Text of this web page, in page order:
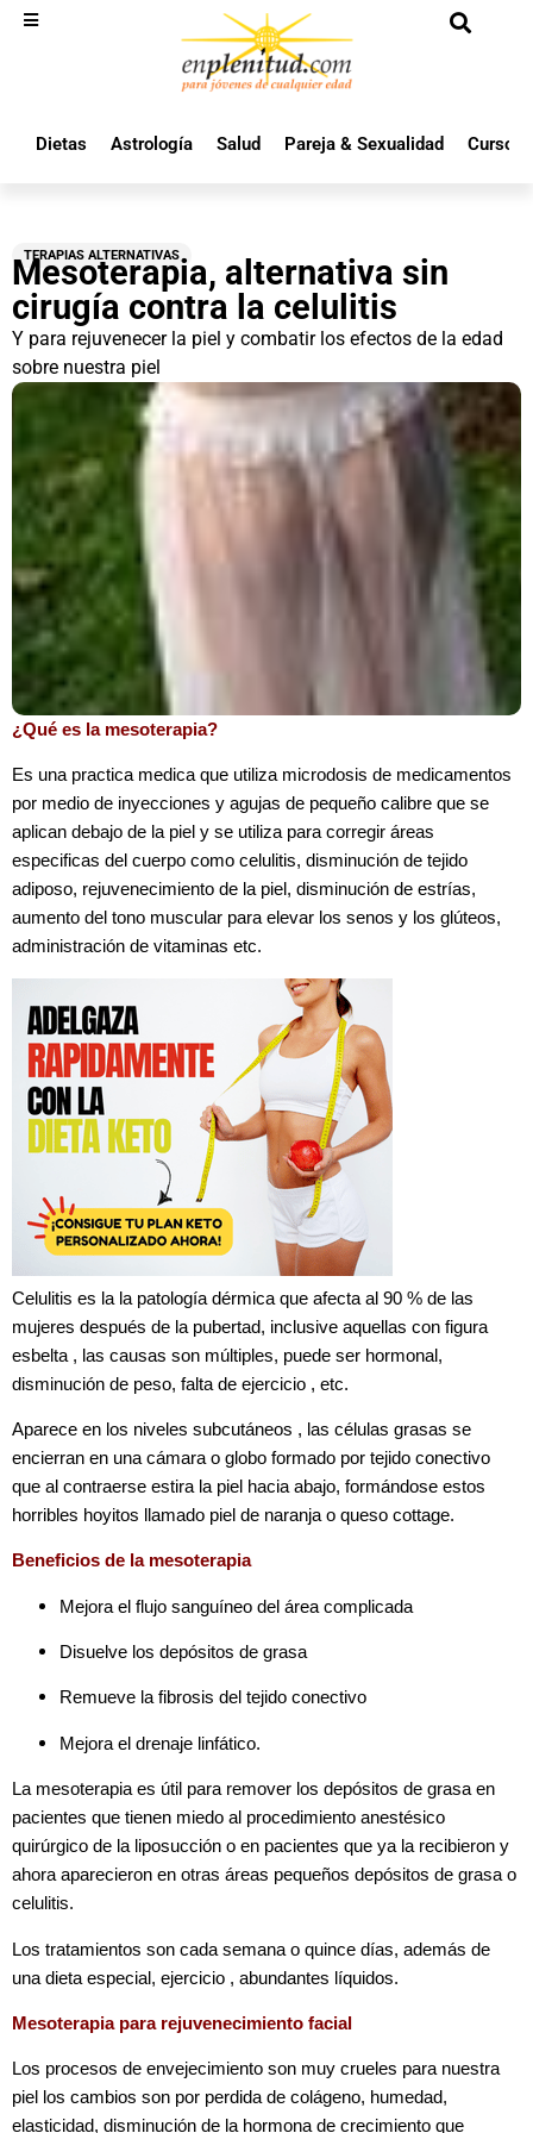
Dietas Astrología Salud Pareja & Sexualidad Cursos
TERAPIAS ALTERNATIVAS
Mesoterapia, alternativa sin
cirugía contra la celulitis
Y para rejuvenecer la piel y combatir los efectos de la edad
sobre nuestra piel
¿Qué es la mesoterapia?
Es una practica medica que utiliza microdosis de medicamentos
por medio de inyecciones y agujas de pequeño calibre que se
aplican debajo de la piel y se utiliza para corregir áreas
especificas del cuerpo como celulitis, disminución de tejido
adiposo, rejuvenecimiento de la piel, disminución de estrías,
aumento del tono muscular para elevar los senos y los glúteos,
administración de vitaminas etc.
Celulitis es la la patología dérmica que afecta al 90 % de las
mujeres después de la pubertad, inclusive aquellas con figura
esbelta , las causas son múltiples, puede ser hormonal,
disminución de peso, falta de ejercicio , etc.
Aparece en los niveles subcutáneos , las células grasas se
encierran en una cámara o globo formado por tejido conectivo
que al contraerse estira la piel hacia abajo, formándose estos
horribles hoyitos llamado piel de naranja o queso cottage.
Beneficios de la mesoterapia
Mejora el flujo sanguíneo del área complicada
Disuelve los depósitos de grasa
Remueve la fibrosis del tejido conectivo
Mejora el drenaje linfático.
La mesoterapia es útil para remover los depósitos de grasa en
pacientes que tienen miedo al procedimiento anestésico
quirúrgico de la liposucción o en pacientes que ya la recibieron y
ahora aparecieron en otras áreas pequeños depósitos de grasa o
celulitis.
Los tratamientos son cada semana o quince días, además de
una dieta especial, ejercicio , abundantes líquidos.
Mesoterapia para rejuvenecimiento facial
Los procesos de envejecimiento son muy crueles para nuestra
piel los cambios son por perdida de colágeno, humedad,
elasticidad, disminución de la hormona de crecimiento que